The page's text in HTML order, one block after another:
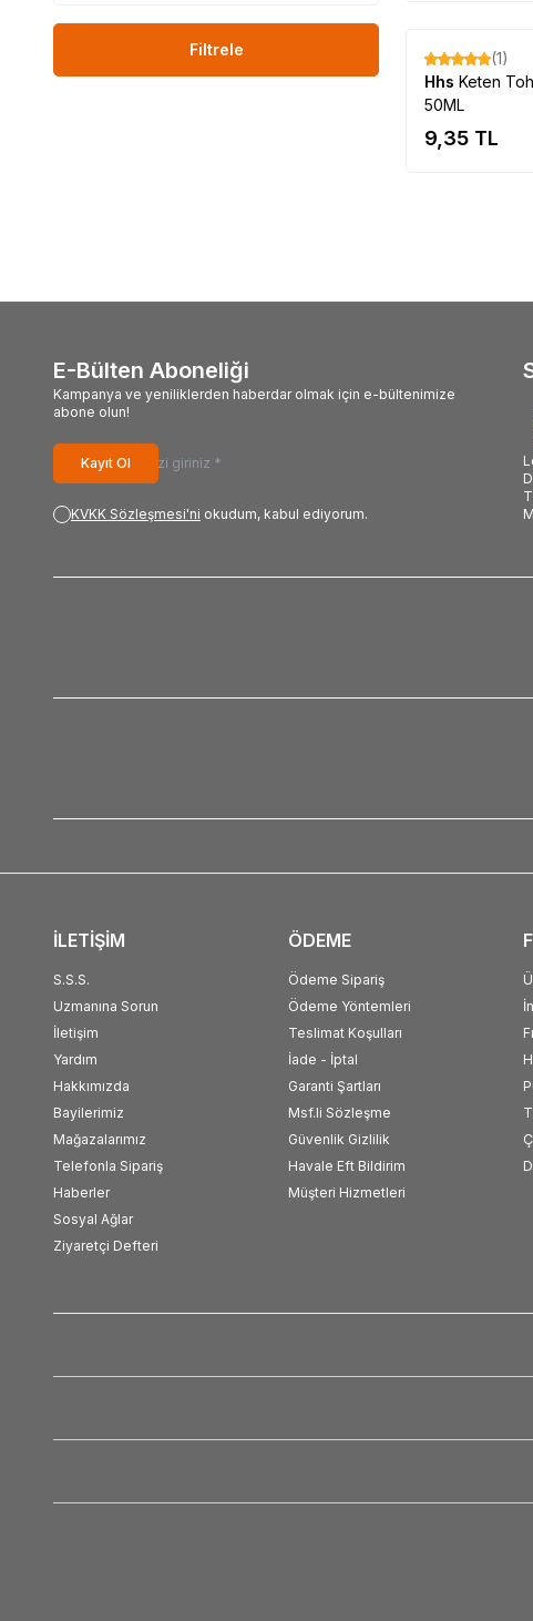
Filtrele
ürünü nerelerde
(1)
Hhs Keten
50ML
9,35 TL
E-Bülten Aboneliği
Kampanya ve yeniliklerden haberdar olmak için e-bültenimize
abone olun!
Kayıt Ol
KVKK Sözleşmesi'ni okudum, kabul ediyorum.
İLETİŞİM
S.S.S.
Uzmanına Sorun
İletişim
Yardım
Hakkımızda
Bayilerimiz
Mağazalarımız
Telefonla Sipariş
Haberler
Sosyal Ağlar
Ziyaretçi Defteri
ÖDEME
Ödeme Sipariş
Ödeme Yöntemleri
Teslimat Koşulları
İade - İptal
Garanti Şartları
Msf.li Sözleşme
Güvenlik Gizlilik
Havale Eft Bildirim
Müşteri Hizmetleri